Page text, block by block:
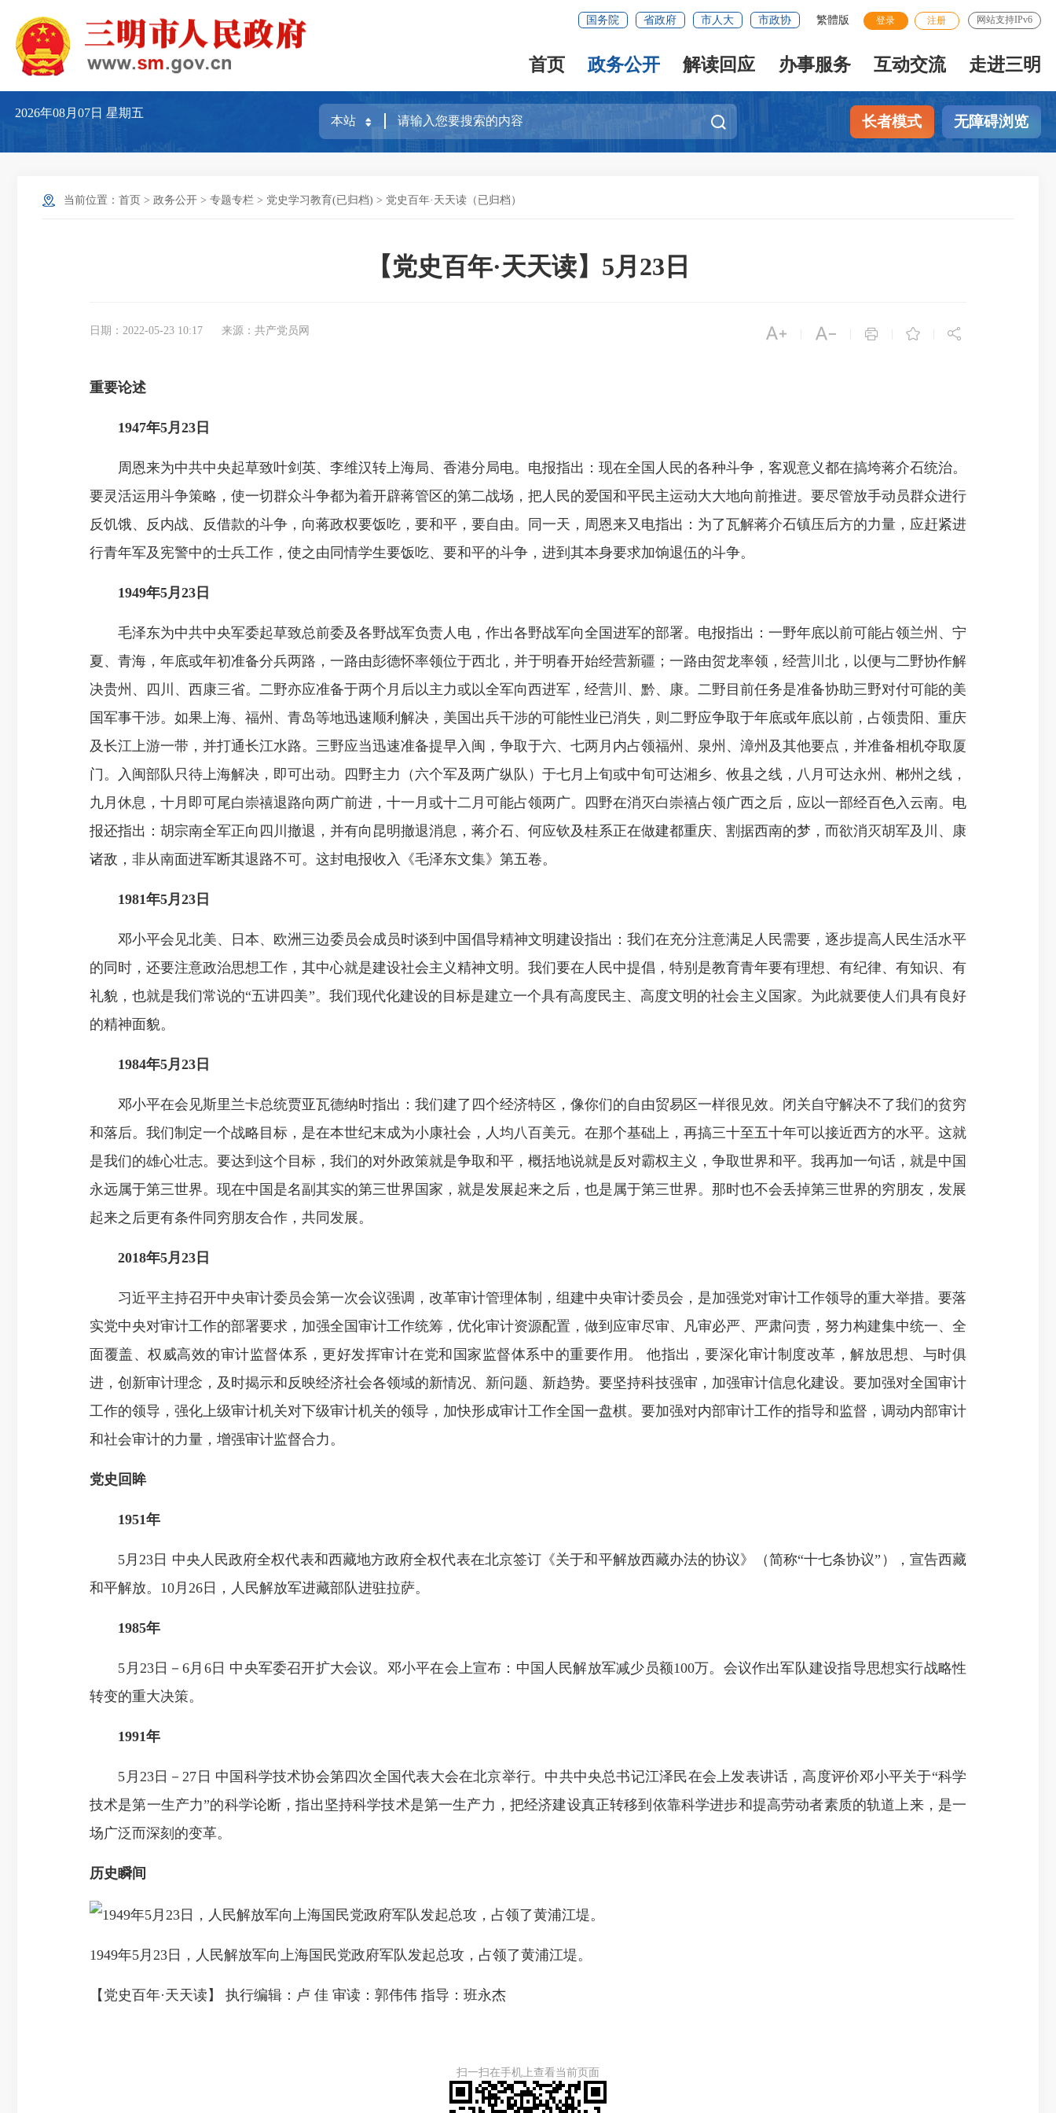
国务院 省政府 市人大 市政协 繁體版 登录 注册 网站支持IPv6
首页 政务公开 解读回应 办事服务 互动交流 走进三明
2026年08月07日星期五
长者模式 无障碍浏览
当前位置： 首页 > 政务公开 > 专题专栏 > 党史学习教育(已归档) > 党史百年·天天读（已归档）
【党史百年·天天读】5月23日
日期：2022-05-23 10:17 来源：共产党员网     
重要论述
1947年5月23日
周恩来为中共中央起草致叶剑英、李维汉转上海局、香港分局电。电报指出：现在全国人民的各种斗争，客观意义都在搞垮蒋介石统治。
要灵活运用斗争策略，使一切群众斗争都为着开辟蒋管区的第二战场，把人民的爱国和平民主运动大大地向前推进。要尽管放手动员群众进行
反饥饿、反内战、反借款的斗争，向蒋政权要饭吃，要和平，要自由。同一天，周恩来又电指出：为了瓦解蒋介石镇压后方的力量，应赶紧进
行青年军及宪警中的士兵工作，使之由同情学生要饭吃、要和平的斗争，进到其本身要求加饷退伍的斗争。
1949年5月23日
毛泽东为中共中央军委起草致总前委及各野战军负责人电，作出各野战军向全国进军的部署。电报指出：一野年底以前可能占领兰州、宁
夏、青海，年底或年初准备分兵两路，一路由彭德怀率领位于西北，并于明春开始经营新疆；一路由贺龙率领，经营川北，以便与二野协作解
决贵州、四川、西康三省。二野亦应准备于两个月后以主力或以全军向西进军，经营川、黔、康。二野目前任务是准备协助三野对付可能的美
国军事干涉。如果上海、福州、青岛等地迅速顺利解决，美国出兵干涉的可能性业已消失，则二野应争取于年底或年底以前，占领贵阳、重庆
及长江上游一带，并打通长江水路。三野应当迅速准备提早入闽，争取于六、七两月内占领福州、泉州、漳州及其他要点，并准备相机夺取厦
门。入闽部队只待上海解决，即可出动。四野主力（六个军及两广纵队）于七月上旬或中旬可达湘乡、攸县之线，八月可达永州、郴州之线，
九月休息，十月即可尾白崇禧退路向两广前进，十一月或十二月可能占领两广。四野在消灭白崇禧占领广西之后，应以一部经百色入云南。电
报还指出：胡宗南全军正向四川撤退，并有向昆明撤退消息，蒋介石、何应钦及桂系正在做建都重庆、割据西南的梦，而欲消灭胡军及川、康
诸敌，非从南面进军断其退路不可。这封电报收入《毛泽东文集》第五卷。
1981年5月23日
邓小平会见北美、日本、欧洲三边委员会成员时谈到中国倡导精神文明建设指出：我们在充分注意满足人民需要，逐步提高人民生活水平
的同时，还要注意政治思想工作，其中心就是建设社会主义精神文明。我们要在人民中提倡，特别是教育青年要有理想、有纪律、有知识、有
礼貌，也就是我们常说的“五讲四美”。我们现代化建设的目标是建立一个具有高度民主、高度文明的社会主义国家。为此就要使人们具有良好
的精神面貌。
1984年5月23日
邓小平在会见斯里兰卡总统贾亚瓦德纳时指出：我们建了四个经济特区，像你们的自由贸易区一样很见效。闭关自守解决不了我们的贫穷
和落后。我们制定一个战略目标，是在本世纪末成为小康社会，人均八百美元。在那个基础上，再搞三十至五十年可以接近西方的水平。这就
是我们的雄心壮志。要达到这个目标，我们的对外政策就是争取和平，概括地说就是反对霸权主义，争取世界和平。我再加一句话，就是中国
永远属于第三世界。现在中国是名副其实的第三世界国家，就是发展起来之后，也是属于第三世界。那时也不会丢掉第三世界的穷朋友，发展
起来之后更有条件同穷朋友合作，共同发展。
2018年5月23日
习近平主持召开中央审计委员会第一次会议强调，改革审计管理体制，组建中央审计委员会，是加强党对审计工作领导的重大举措。要落
实党中央对审计工作的部署要求，加强全国审计工作统筹，优化审计资源配置，做到应审尽审、凡审必严、严肃问责，努力构建集中统一、全
面覆盖、权威高效的审计监督体系，更好发挥审计在党和国家监督体系中的重要作用。 他指出，要深化审计制度改革，解放思想、与时俱
进，创新审计理念，及时揭示和反映经济社会各领域的新情况、新问题、新趋势。要坚持科技强审，加强审计信息化建设。要加强对全国审计
工作的领导，强化上级审计机关对下级审计机关的领导，加快形成审计工作全国一盘棋。要加强对内部审计工作的指导和监督，调动内部审计
和社会审计的力量，增强审计监督合力。
党史回眸
1951年
5月23日 中央人民政府全权代表和西藏地方政府全权代表在北京签订《关于和平解放西藏办法的协议》（简称“十七条协议”），宣告西藏
和平解放。10月26日，人民解放军进藏部队进驻拉萨。
1985年
5月23日－6月6日 中央军委召开扩大会议。邓小平在会上宣布：中国人民解放军减少员额100万。会议作出军队建设指导思想实行战略性
转变的重大决策。
1991年
5月23日－27日 中国科学技术协会第四次全国代表大会在北京举行。中共中央总书记江泽民在会上发表讲话，高度评价邓小平关于“科学
技术是第一生产力”的科学论断，指出坚持科学技术是第一生产力，把经济建设真正转移到依靠科学进步和提高劳动者素质的轨道上来，是一
场广泛而深刻的变革。
历史瞬间
1949年5月23日，人民解放军向上海国民党政府军队发起总攻，占领了黄浦江堤。
【党史百年·天天读】 执行编辑：卢 佳 审读：郭伟伟 指导：班永杰
扫一扫在手机上查看当前页面